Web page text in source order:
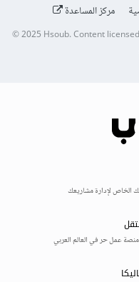
مركز المساعدة
© 2025Hsoub.Content